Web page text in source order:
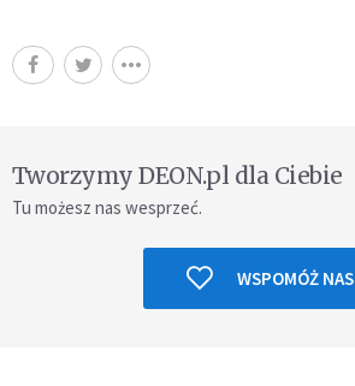
Tworzymy DEON.pl dla Ciebie
Tu możesz nas wesprzeć.
WSPOMÓŻ NAS